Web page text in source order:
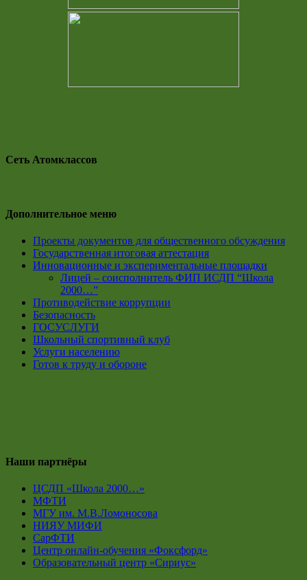
Сеть Атомклассов
Дополнительное меню
Проекты документов для общественного обсуждения
Государственная итоговая аттестация
Инновационные и экспериментальные площадки
Лицей – соисполнитель ФИП ИСДП “Школа
2000…”
Противодействие коррупции
Безопасность
ГОСУСЛУГИ
Школьный спортивный клуб
Услуги населению
Готов к труду и обороне
Наши партнёры
ЦСДП «Школа 2000…»
МФТИ
МГУ им. М.В.Ломоносова
НИЯУ МИФИ
СарФТИ
Центр онлайн-обучения «Фоксфорд»
Образовательный центр «Сириус»